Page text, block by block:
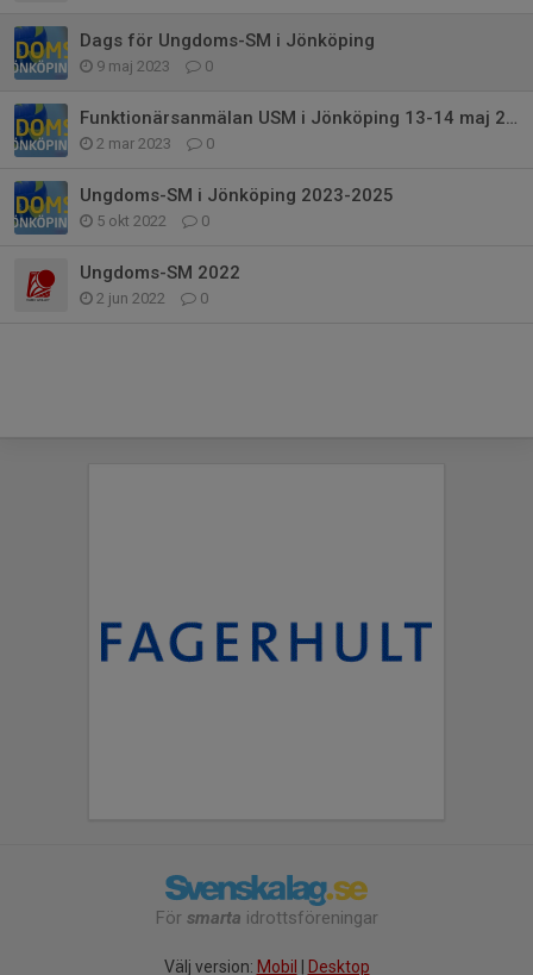
Dags för Ungdoms-SM i Jönköping
9 maj 2023 0
Funktionärsanmälan USM i Jönköping 13-14 maj 2023
2 mar 2023 0
Ungdoms-SM i Jönköping 2023-2025
5 okt 2022 0
Ungdoms-SM 2022
2 jun 2022 0
För smarta idrottsföreningar
Välj version: Mobil Desktop